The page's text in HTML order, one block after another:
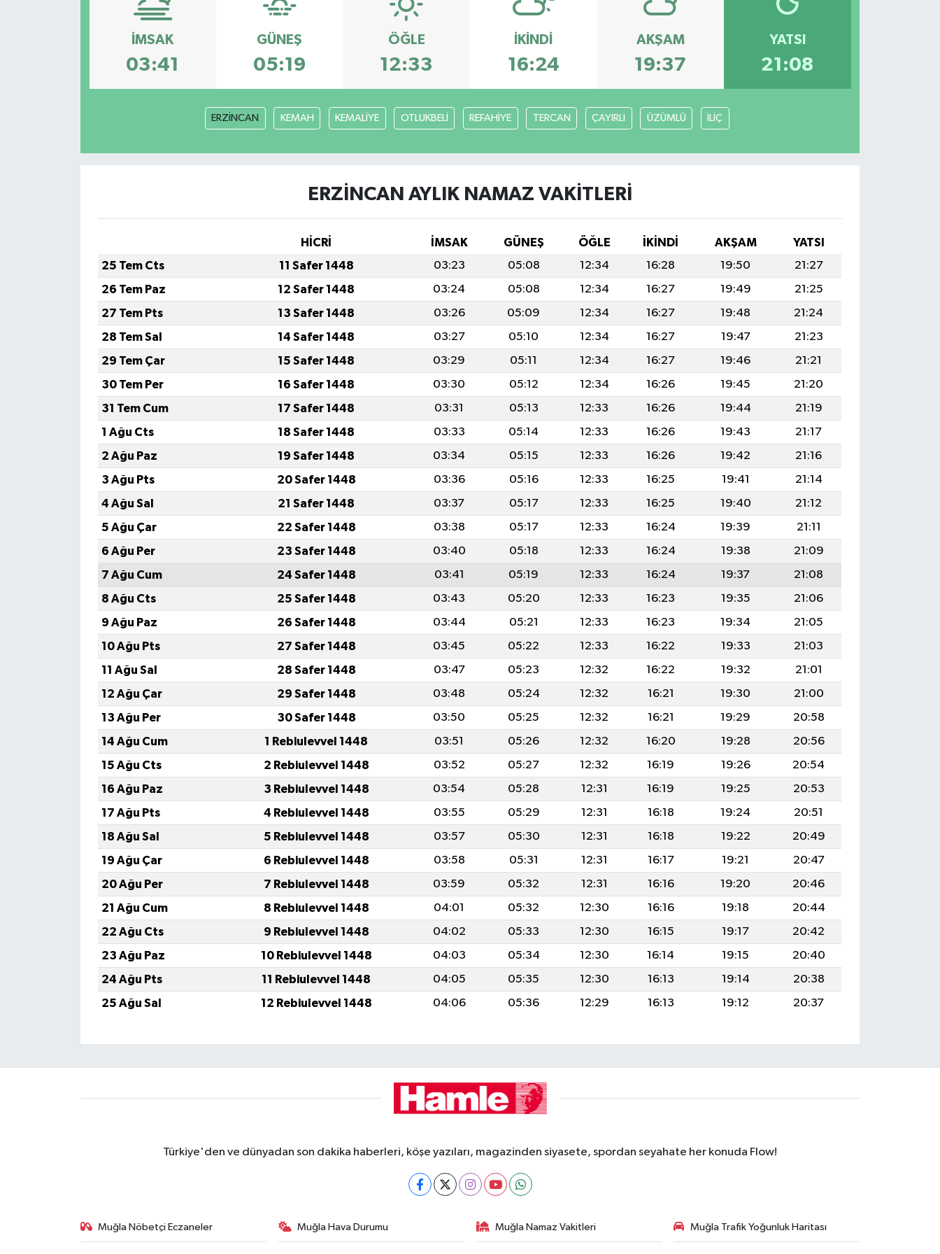
İMSAK
03:41
GÜNEŞ
05:19
ÖĞLE
12:33
İKINDI
16:24
AKŞAM
19:37
YATSI
21:08
ERZİNCAN KEMAH KEMALİYE OTLUKBELİ REFAHİYE TERCAN ÇAYIRLI ÜZÜMLÜ İLİÇ
ERZİNCAN AYLIK NAMAZ VAKITLERI
HİCRİ İMSAK GÜNEŞ ÖĞLE İKINDI AKŞAM
YATSI
25 Tem Cts
11 Safer 1448 03:23 05:08 12:34 16:28 19:50
21:27
26 Tem Paz
12 Safer 1448 03:24 05:08 12:34 16:27 19:49
21:25
27 Tem Pts
13 Safer 1448 03:26 05:09 12:34 16:27 19:48
21:24
28 Tem Sal
14 Safer 1448 03:27 05:10 12:34 16:27 19:47
21:23
29 Tem Çar
15 Safer 1448 03:29 05:11 12:34 16:27 19:46
21:21
30 Tem Per
16 Safer 1448 03:30 05:12 12:34 16:26 19:45
21:20
31 Tem Cum
17 Safer 1448 03:31 05:13 12:33 16:26 19:44
21:19
1 Ağu Cts
18 Safer 1448 03:33 05:14 12:33 16:26 19:43
21:17
2 Ağu Paz
19 Safer 1448 03:34 05:15 12:33 16:26 19:42
21:16
3 Ağu Pts
20 Safer 1448 03:36 05:16 12:33 16:25 19:41
21:14
4 Ağu Sal
21 Safer 1448 03:37 05:17 12:33 16:25 19:40
21:12
5 Ağu Çar
22 Safer 1448 03:38 05:17 12:33 16:24 19:39
21:11
6 Ağu Per
23 Safer 1448 03:40 05:18 12:33 16:24 19:38
21:09
7 Ağu Cum
24 Safer 1448 03:41 05:19 12:33 16:24 19:37
21:08
8 Ağu Cts
25 Safer 1448 03:43 05:20 12:33 16:23 19:35
21:06
9 Ağu Paz
26 Safer 1448 03:44 05:21 12:33 16:23 19:34
21:05
10 Ağu Pts
27 Safer 1448 03:45 05:22 12:33 16:22 19:33
21:03
11 Ağu Sal
28 Safer 1448 03:47 05:23 12:32 16:22 19:32
21:01
12 Ağu Çar
29 Safer 1448 03:48 05:24 12:32 16:21 19:30
21:00
13 Ağu Per
30 Safer 1448 03:50 05:25 12:32 16:21 19:29
20:58
14 Ağu Cum
1 Rebiulevvel 1448 03:51 05:26 12:32 16:20 19:28
20:56
15 Ağu Cts
2 Rebiulevvel 1448 03:52 05:27 12:32 16:19 19:26
20:54
16 Ağu Paz
3 Rebiulevvel 1448 03:54 05:28 12:31 16:19 19:25
20:53
17 Ağu Pts
4 Rebiulevvel 1448 03:55 05:29 12:31 16:18 19:24
20:51
18 Ağu Sal
5 Rebiulevvel 1448 03:57 05:30 12:31 16:18 19:22
20:49
19 Ağu Çar
6 Rebiulevvel 1448 03:58 05:31 12:31 16:17 19:21
20:47
20 Ağu Per
7 Rebiulevvel 1448 03:59 05:32 12:31 16:16 19:20
20:46
21 Ağu Cum
8 Rebiulevvel 1448 04:01 05:32 12:30 16:16 19:18
20:44
22 Ağu Cts
9 Rebiulevvel 1448 04:02 05:33 12:30 16:15 19:17
20:42
23 Ağu Paz
10 Rebiulevvel 1448 04:03 05:34 12:30 16:14 19:15
20:40
24 Ağu Pts
11 Rebiulevvel 1448 04:05 05:35 12:30 16:13 19:14
20:38
25 Ağu Sal
12 Rebiulevvel 1448 04:06 05:36 12:29 16:13 19:12 20:37
Türkiye'den ve dünyadan son dakika haberleri, köşe yazıları, magazinden siyasete, spordan seyahate her konuda Flow!
Muğla Nöbetçi Eczaneler Muğla Hava Durumu Muğla Namaz Vakitleri Muğla Trafik Yoğunluk Haritası